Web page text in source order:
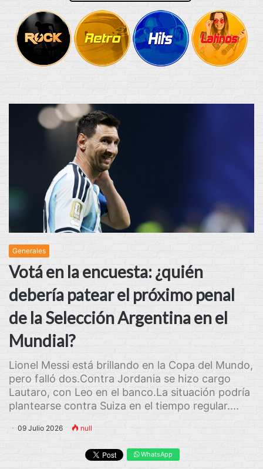
Generales
Votá en la encuesta: ¿quién
debería patear el próximo penal
de la Selección Argentina en el
Mundial?
Lionel Messi está brillando en la Copa del Mundo,
pero falló dos.Contra Jordania se hizo cargo
Lautaro, con Leo en el banco.La situación podría
plantearse contra Suiza en el tiempo regular....
09 Julio 2026 null
WhatsApp